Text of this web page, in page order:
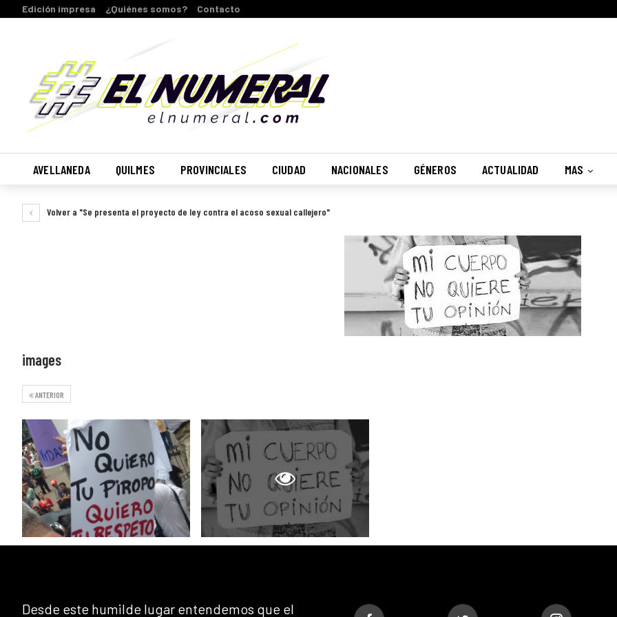
Edición impresa ¿Quiénes somos? Contacto
AVELLANEDA QUILMES PROVINCIALES CIUDAD NACIONALES GÉNEROS ACTUALIDAD MAS
Volver a "Se presenta el proyecto de ley contra el acoso sexual callejero"
images
ANTERIOR
Desde este humilde lugar entendemos que el